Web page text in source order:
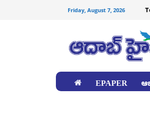
Friday, August 7, 2026
EPAPER